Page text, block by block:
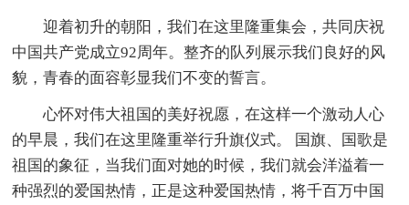
迎着初升的朝阳，我们在这里隆重集会，共同庆祝
中国共产党成立92周年。整齐的队列展示我们良好的风
貌，青春的面容彰显我们不变的誓言。
心怀对伟大祖国的美好祝愿，在这样一个激动人心
的早晨，我们在这里隆重举行升旗仪式。 国旗、国歌是
祖国的象征，当我们面对她的时候，我们就会洋溢着一
种强烈的爱国热情，正是这种爱国热情，将千百万中国